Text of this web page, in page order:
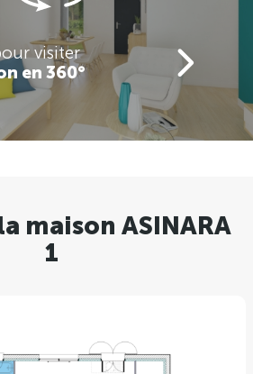
visiter
en 360°
maison ASINARA
1